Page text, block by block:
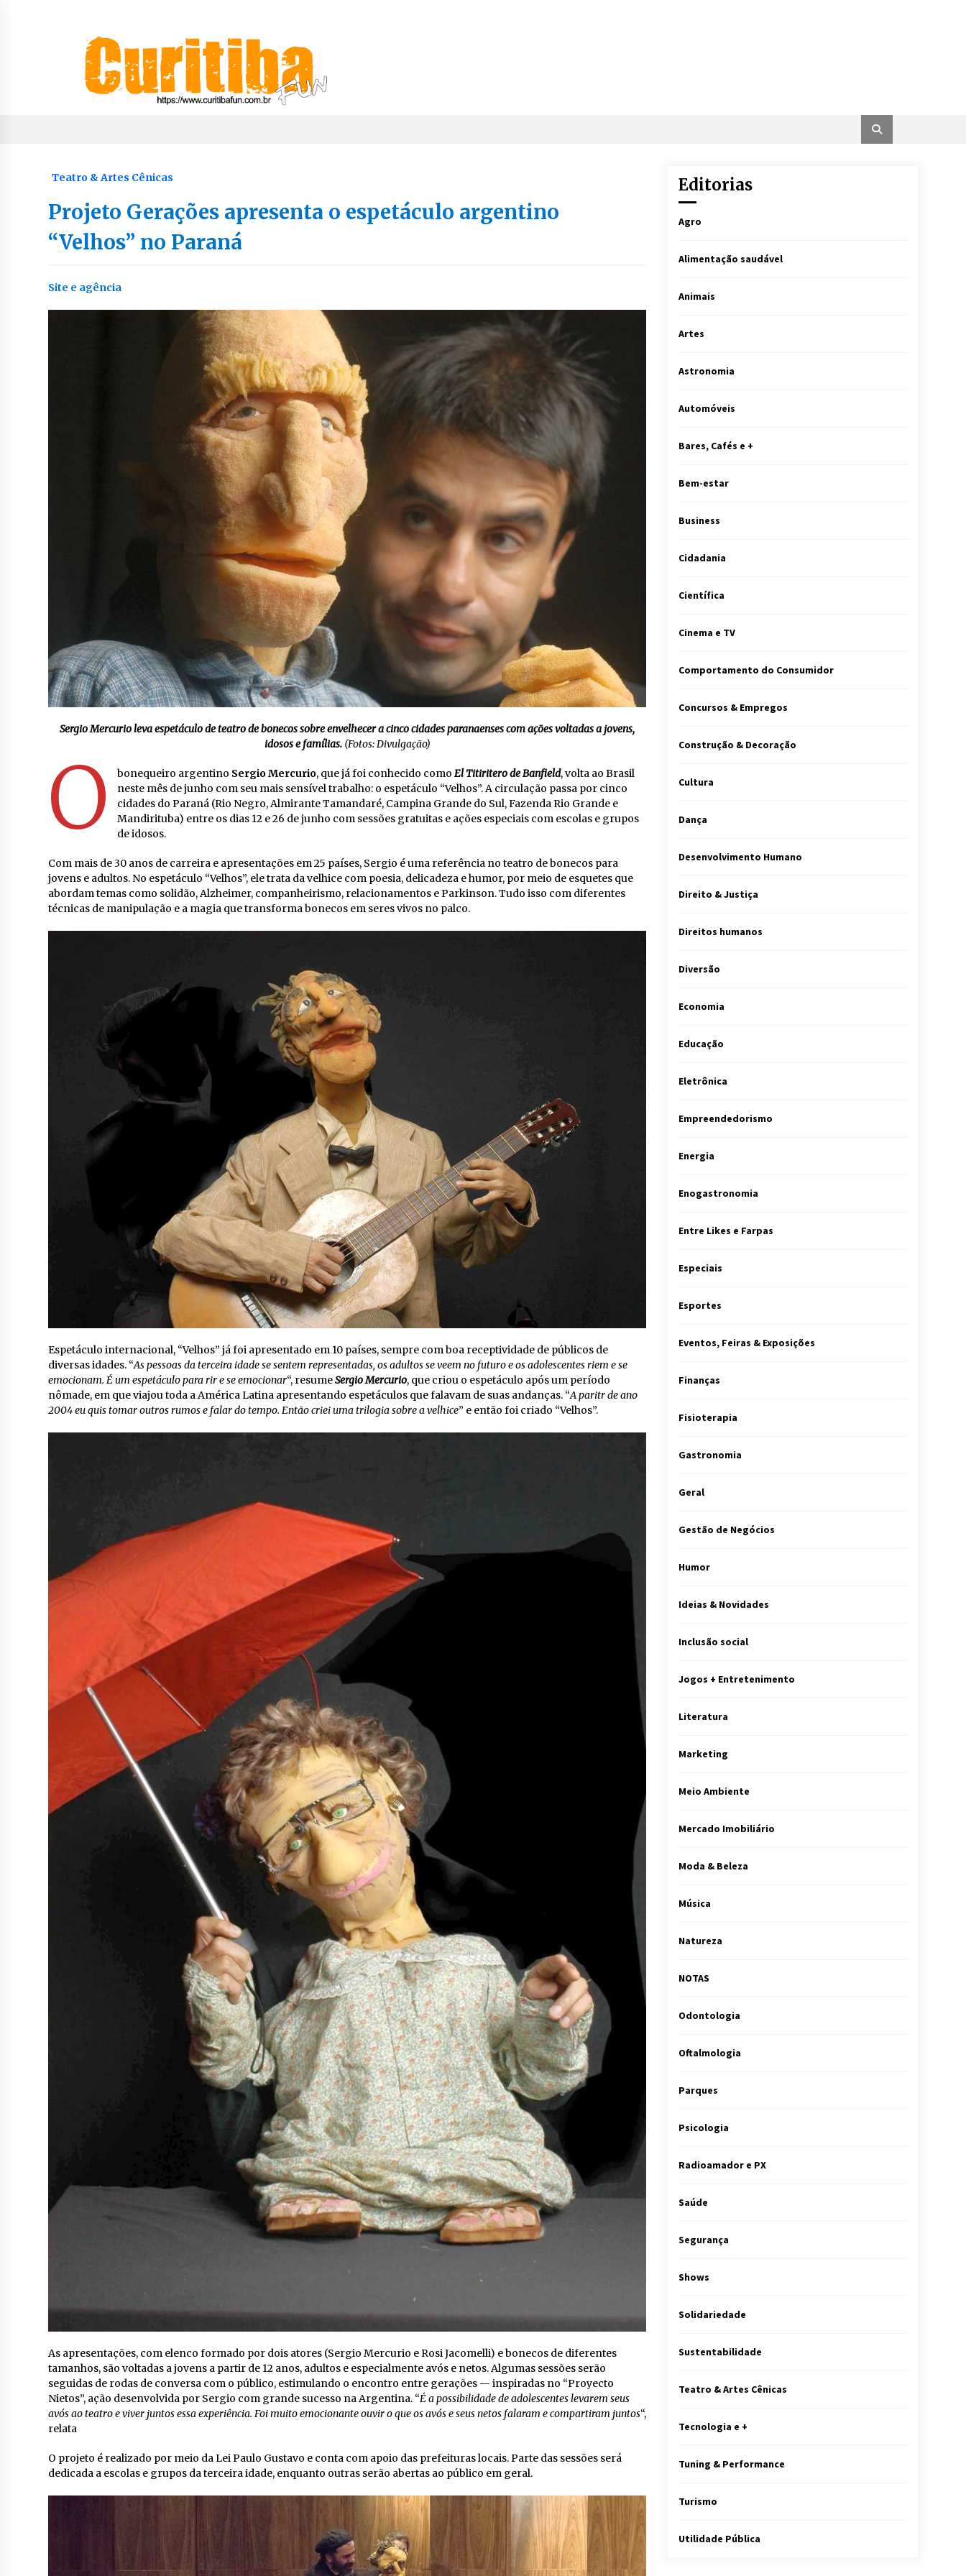
Teatro & Artes Cênicas
Projeto Gerações apresenta o espetáculo argentino
“Velhos” no Paraná
Site e agência
Sergio Mercurio leva espetáculo de teatro de bonecos sobre envelhecer a cinco cidades paranaenses com ações voltadas a jovens,
idosos e famílias. (Fotos: Divulgação)
O bonequeiro argentino Sergio Mercurio, que já foi conhecido como El Titiritero de Banfield, volta ao Brasil
neste mês de junho com seu mais sensível trabalho: o espetáculo “Velhos”. A circulação passa por cinco
cidades do Paraná (Rio Negro, Almirante Tamandaré, Campina Grande do Sul, Fazenda Rio Grande e
Mandirituba) entre os dias 12 e 26 de junho com sessões gratuitas e ações especiais com escolas e grupos
de idosos.
Com mais de 30 anos de carreira e apresentações em 25 países, Sergio é uma referência no teatro de bonecos para
jovens e adultos. No espetáculo “Velhos”, ele trata da velhice com poesia, delicadeza e humor, por meio de esquetes que
abordam temas como solidão, Alzheimer, companheirismo, relacionamentos e Parkinson. Tudo isso com diferentes
técnicas de manipulação e a magia que transforma bonecos em seres vivos no palco.
Espetáculo internacional, “Velhos” já foi apresentado em 10 países, sempre com boa receptividade de públicos de
diversas idades. “As pessoas da terceira idade se sentem representadas, os adultos se veem no futuro e os adolescentes riem e se
emocionam. É um espetáculo para rir e se emocionar“, resumeSergio Mercurio, que criou o espetáculo após um período
nômade, em que viajou toda a América Latina apresentando espetáculos que falavam de suas andanças. “A paritr de ano
2004 eu quis tomar outros rumos e falar do tempo. Então criei uma trilogia sobre a velhice” e então foi criado “Velhos”.
As apresentações, com elenco formado por dois atores (Sergio Mercurio e Rosi Jacomelli) e bonecos de diferentes
tamanhos, são voltadas a jovens a partir de 12 anos, adultos e especialmente avós e netos. Algumas sessões serão
seguidas de rodas de conversa com o público, estimulando o encontro entre gerações — inspiradas no “Proyecto
Nietos”, ação desenvolvida por Sergio com grande sucesso na Argentina. “É a possibilidade de adolescentes levarem seus
avós ao teatro e viver juntos essa experiência. Foi muito emocionante ouvir o que os avós e seus netos falaram e compartiram juntos“,
relata
O projeto é realizado por meio da Lei Paulo Gustavo e conta com apoio das prefeituras locais. Parte das sessões será
dedicada a escolas e grupos da terceira idade, enquanto outras serão abertas ao público em geral.
Editorias
Agro
Alimentação saudável
Animais
Artes
Astronomia
Automóveis
Bares, Cafés e +
Bem-estar
Business
Cidadania
Científica
Cinema e TV
Comportamento do Consumidor
Concursos & Empregos
Construção & Decoração
Cultura
Dança
Desenvolvimento Humano
Direito & Justiça
Direitos humanos
Diversão
Economia
Educação
Eletrônica
Empreendedorismo
Energia
Enogastronomia
Entre Likes e Farpas
Especiais
Esportes
Eventos, Feiras & Exposições
Finanças
Fisioterapia
Gastronomia
Geral
Gestão de Negócios
Humor
Ideias & Novidades
Inclusão social
Jogos + Entretenimento
Literatura
Marketing
Meio Ambiente
Mercado Imobiliário
Moda & Beleza
Música
Natureza
NOTAS
Odontologia
Oftalmologia
Parques
Psicologia
Radioamador e PX
Saúde
Segurança
Shows
Solidariedade
Sustentabilidade
Teatro & Artes Cênicas
Tecnologia e +
Tuning & Performance
Turismo
Utilidade Pública